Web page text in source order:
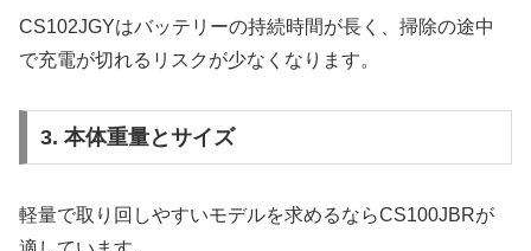
CS102JGYはバッテリーの持続時間が長く、掃除の途中
で充電が切れるリスクが少なくなります。
3. 本体重量とサイズ
軽量で取り回しやすいモデルを求めるならCS100JBRが